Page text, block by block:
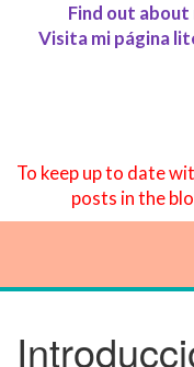
Find out about
Visita mi página
To keep up to date
posts in the